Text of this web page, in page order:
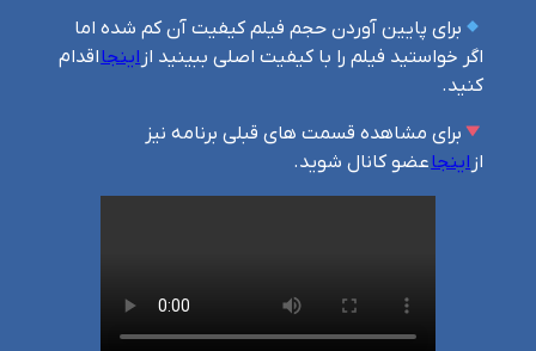
برای پایین آوردن حجم فیلم کیفیت آن کم شده اما
اگر خواستید فیلم را با کیفیت اصلی ببینید از اینجا اقدام
کنید.
برای مشاهده قسمت های قبلی برنامه نیز
از اینجا عضو کانال شوید.